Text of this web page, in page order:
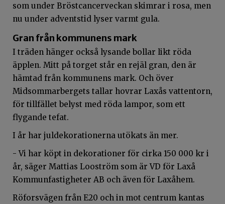
som under Bröstcancerveckan skimrar i rosa, men
nu under adventstid lyser varmt gula.
Gran från kommunens mark
I träden hänger också lysande bollar likt röda
äpplen. Mitt på torget står en rejäl gran, den är
hämtad från kommunens mark. Och över
Midsommarbergets tallar hovrar Laxås vattentorn,
för tillfället belyst med röda lampor, som ett
flygande tefat.
I år har juldekorationerna utökats än mer.
- Vi har köpt in dekorationer för cirka 150 000 kr i
år, säger Mattias Looström som är VD för Laxå
Kommunfastigheter AB och även för Laxåhem.
Röforsvägen från E20 och in mot centrum kantas